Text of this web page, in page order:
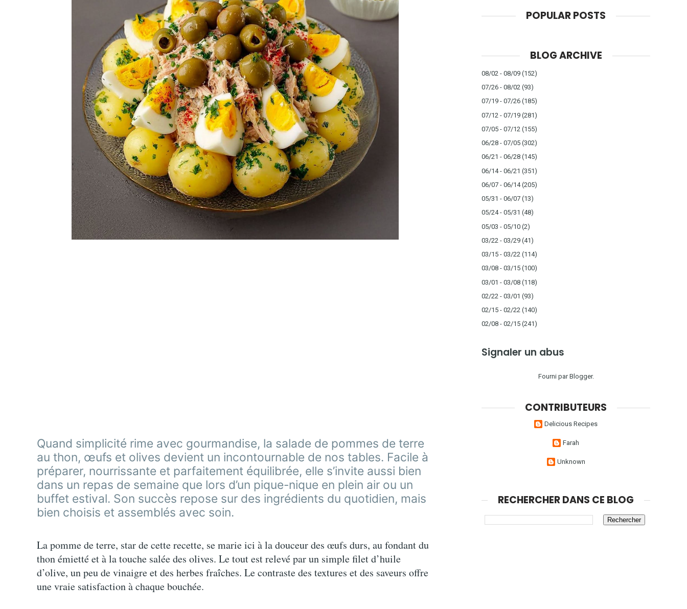
Quand simplicité rime avec gourmandise, la salade de pommes de terre
au thon, œufs et olives devient un incontournable de nos tables. Facile à
préparer, nourrissante et parfaitement équilibrée, elle s’invite aussi bien
dans un repas de semaine que lors d’un pique-nique en plein air ou un
buffet estival. Son succès repose sur des ingrédients du quotidien, mais
bien choisis et assemblés avec soin.
La pomme de terre, star de cette recette, se marie ici à la douceur des œufs durs, au fondant du
thon émietté et à la touche salée des olives. Le tout est relevé par un simple filet d’huile
d’olive, un peu de vinaigre et des herbes fraîches. Le contraste des textures et des saveurs offre
une vraie satisfaction à chaque bouchée.
POPULAR POSTS
BLOG ARCHIVE
08/02 - 08/09 (152)
07/26 - 08/02 (93)
07/19 - 07/26 (185)
07/12 - 07/19 (281)
07/05 - 07/12 (155)
06/28 - 07/05 (302)
06/21 - 06/28 (145)
06/14 - 06/21 (351)
06/07 - 06/14(205)
05/31 - 06/07 (13)
05/24 - 05/31 (48)
05/03 - 05/10 (2)
03/22 - 03/29 (41)
03/15 - 03/22 (114)
03/08 - 03/15 (100)
03/01 - 03/08 (118)
02/22 - 03/01 (93)
02/15 - 02/22 (140)
02/08 - 02/15 (241)
Signaler un abus
Fourni parBlogger.
CONTRIBUTEURS
Delicious Recipes
Farah
Unknown
RECHERCHER DANS CE BLOG